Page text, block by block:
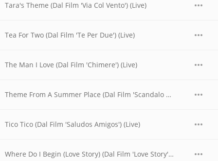
Tara's Theme (Dal Film 'Via Col Vento') (Live)
Tea For Two (Dal Film 'Te Per Due') (Live)
The Man I Love (Dal Film 'Chimere') (Live)
Theme From A Summer Place (Dal Film 'Scandalo Al Sole') (Live)
Tico Tico (Dal Film 'Saludos Amigos') (Live)
Where Do I Begin (Love Story) (Dal Film 'Love Story') (Live)